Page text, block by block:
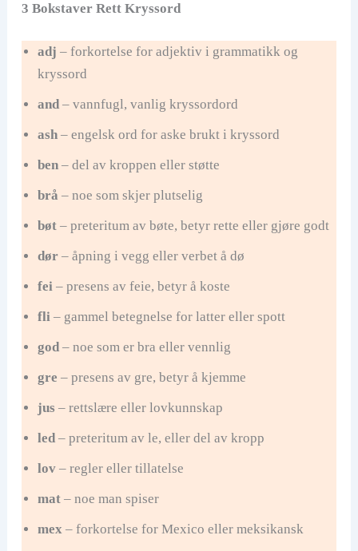
3 Bokstaver Rett Kryssord
adj – forkortelse for adjektiv i grammatikk og
kryssord
and– vannfugl, vanlig kryssordord
ash– engelsk ord for aske brukt i kryssord
ben– del av kroppen eller støtte
brå – noe som skjer plutselig
bøt– preteritum av bøte, betyr rette eller gjøre godt
dør– åpning i vegg eller verbet å dø
fei– presens av feie, betyr å koste
fli– gammel betegnelse for latter eller spott
god– noe som er bra eller vennlig
gre – presens av gre, betyr å kjemme
jus – rettslære eller lovkunnskap
led– preteritum av le, eller del av kropp
lov– regler eller tillatelse
mat– noe man spiser
mex– forkortelse for Mexico eller meksikansk